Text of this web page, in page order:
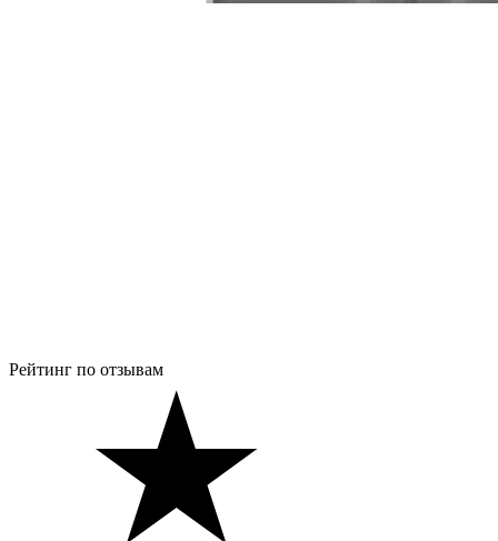
Рейтинг по отзывам